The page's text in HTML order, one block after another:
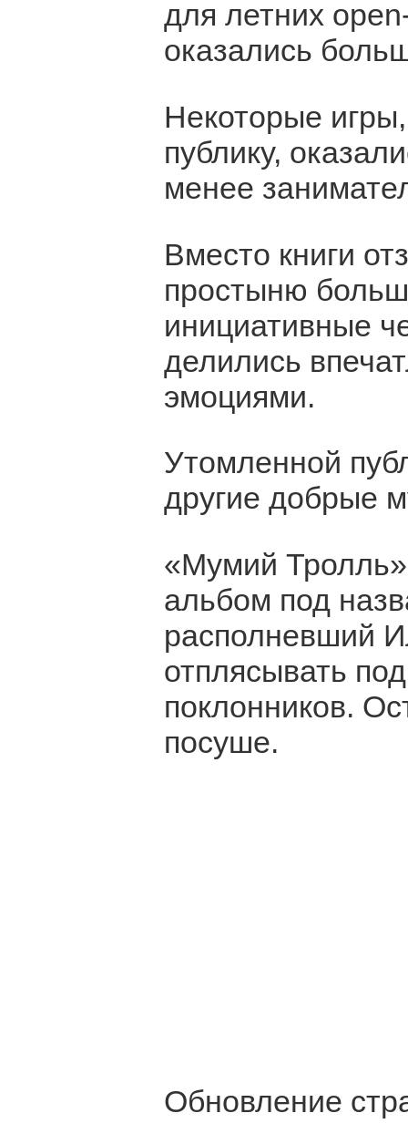
для летних
оказались
Некоторые
публику,
менее
Вместо книги
простыню
инициативные
делились
эмоциями.
Утомленной
другие добрые
«Мумий
альбом под
располневший
отплясывать
поклонников.
посуше.
Обновление